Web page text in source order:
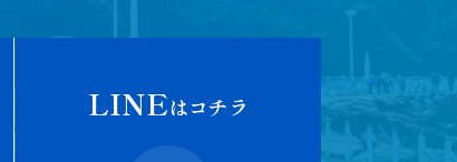
LINEはコチラ